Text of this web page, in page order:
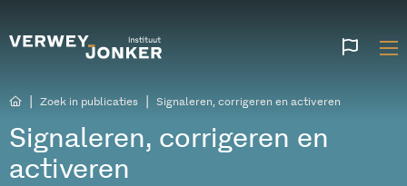
Zoek in publicaties Signaleren, corrigeren en activeren
Signaleren, corrigeren en
activeren